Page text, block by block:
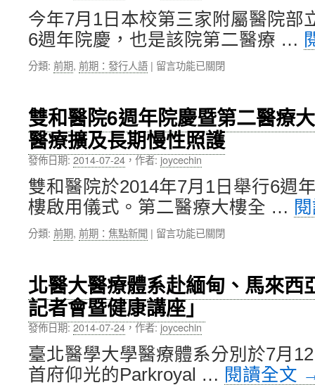
今年7月1日本校第三家附屬醫院部
6週年院慶，也是該院第二醫療 …
分類: 前期, 前期：發行人語 | 在
求
異、
異
中
求
同
～
多
發
色
醫
療
與
教
學、
研
究〉
留言功能已關閉
雙和醫院6週年院慶暨第二醫療
醫療擴及長期慢性照護
發佈日期:2014-07-24，作者: joycechin
雙和醫院於2014年7月1日舉行6週
樓啟用儀式。第二醫療大樓全 …
分類: 前期, 前期：焦點新聞 | 在
醫
院
6
週
年
院
慶
暨
留言功能已關閉
北醫大醫療體系赴緬甸、馬來西
記者會暨健康講座」
發佈日期:2014-07-24，作者: joycechin
臺北醫學大學醫療體系分別於7月
首府仰光的Parkroyal … 閱讀全文